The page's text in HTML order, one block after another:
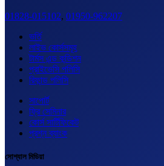
01828-015102, 01950-962207
ভর্তি
লাইভ কোর্সসমূহ
টার্মস এন্ড কন্ডিশন
প্রাইভেসি পলিসি
রিফান্ড পলিসি
সাপোর্ট
ফ্রি সেমিনার
কোর্স সার্টিফিকেট
প্রশ্ন ব্যাংক
সোশ্যাল মিডিয়া